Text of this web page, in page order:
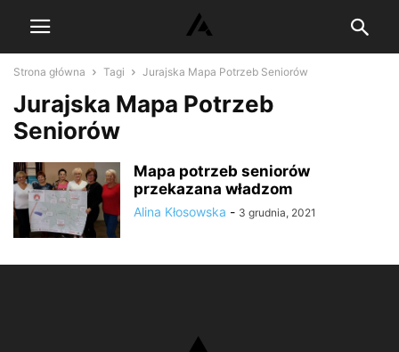
Strona główna Tagi Jurajska Mapa Potrzeb Seniorów
Jurajska Mapa Potrzeb
Seniorów
Mapa potrzeb seniorów
przekazana władzom
Alina Kłosowska - 3 grudnia, 2021